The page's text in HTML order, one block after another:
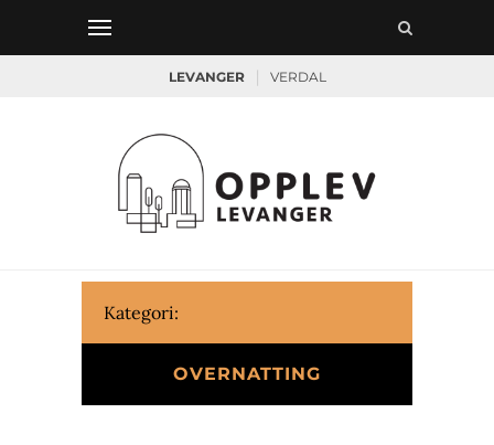
LEVANGER | VERDAL
Kategori:
OVERNATTING